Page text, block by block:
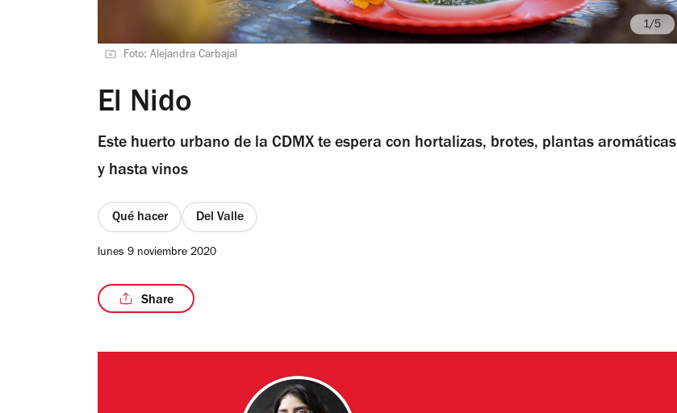
Foto: Alejandra Carbajal
/5
El Nido
Este huerto urbano de la CDMX te espera con hortalizas, brotes, plantas aromáticas
y hasta vinos
Qué hacer Del Valle
lunes 9 noviembre 2020
Share